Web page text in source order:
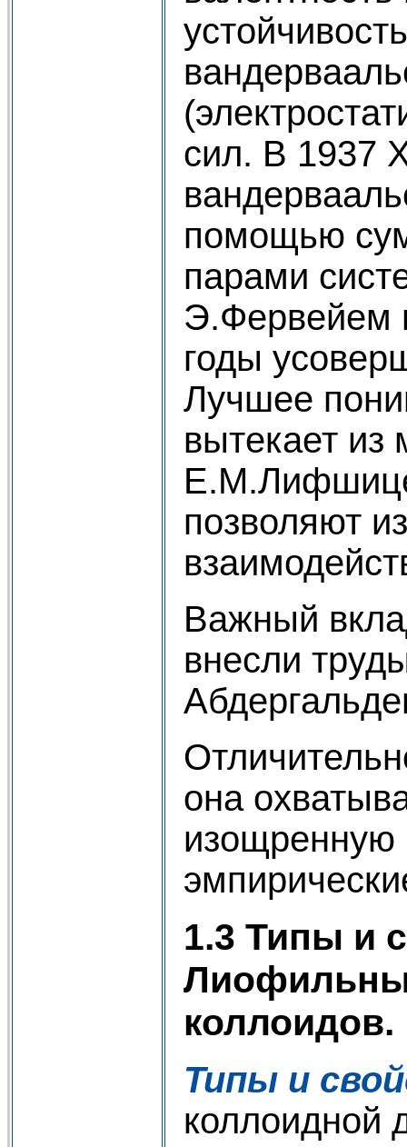
сил. В 1937
помощью
парами
Э.Фервейем
годы
Лучшее
вытекает из
позволяют
Важный
внесли
она
изощренную
1.3 Типы и
коллоидов.
Типы и
коллоидной